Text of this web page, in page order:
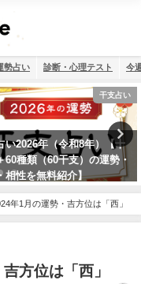
勢占い 診断・心理テスト 今
恋愛
ト占い・恋人はいつでき
氏はいつできるのか診断し
年1月の運勢・吉方位は「西」
方位は「西」